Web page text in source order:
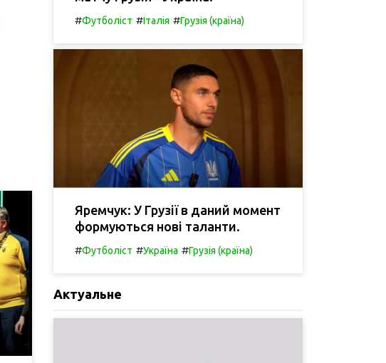
#Футболіст #Італія #Грузія (країна)
Яремчук: У Грузії в даний момент
формуються нові таланти.
#Футболіст #Україна #Грузія (країна)
Актуальне